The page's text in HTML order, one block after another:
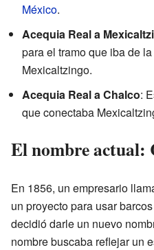
México.
Acequia Real a
para el tramo que iba de
Mexicaltzingo.
Acequia Real a Chalco:
que conectaba
El nombre actual:
En 1856, un empresario
un proyecto para usar
decidió darle un nuevo
nombre buscaba reflejar un